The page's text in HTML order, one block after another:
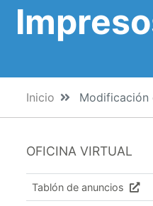
Inicio Modificación
OFICINA VIRTUAL
Tablón de anuncios